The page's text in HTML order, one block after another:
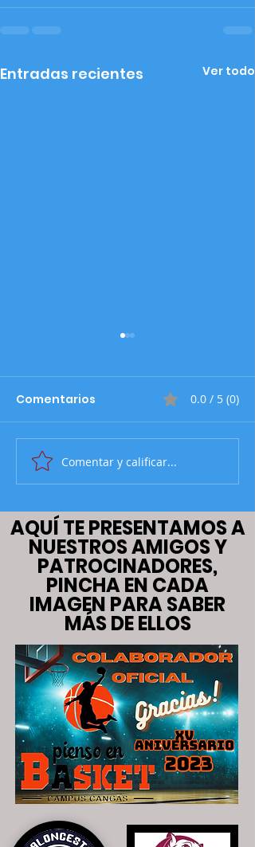
Entradas recientes Ver todo
EL PROCESO
Comentarios 0.0 / 5 (0)
Comentar y calificar...
AQUÍ TE PRESENTAMOS A
NUESTROS AMIGOS Y
PATROCINADORES,
PINCHA EN CADA
IMAGEN PARA SABER
MÁS DE ELLOS